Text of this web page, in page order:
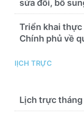
sửa đổi, bổ
chứng
Triển khai thực
Chính phủ về
lỊCH TRỰC
Lịch trực